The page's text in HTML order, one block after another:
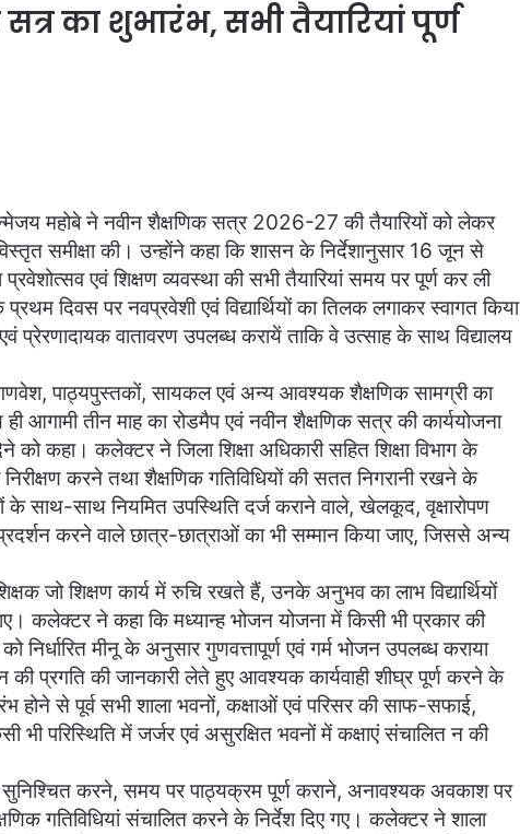
का शुभारंभ, सभी तैयारियां पूर्ण
महोबे ने नवीन शैक्षणिक सत्र 2026-27 की तैयारियों को लेकर
समीक्षा की। उन्होंने कहा कि शासन के निर्देशानुसार 16 जून से
प्रवेशोत्सव एवं शिक्षण व्यवस्था की सभी तैयारियां समय पर पूर्ण कर ली
दिवस पर नवप्रवेशी एवं विद्यार्थियों का तिलक लगाकर स्वागत किया
प्रेरणादायक वातावरण उपलब्ध करायें ताकि वे उत्साह के साथ विद्यालय
पाठ्यपुस्तकों, सायकल एवं अन्य आवश्यक शैक्षणिक सामग्री का
आगामी तीन माह का रोडमैप एवं नवीन शैक्षणिक सत्र की कार्ययोजना
को कहा। कलेक्टर ने जिला शिक्षा अधिकारी सहित शिक्षा विभाग के
निरीक्षण करने तथा शैक्षणिक गतिविधियों की सतत निगरानी रखने के
के साथ-साथ नियमित उपस्थिति दर्ज कराने वाले, खेलकूद, वृक्षारोपण
करने वाले छात्र-छात्राओं का भी सम्मान किया जाए, जिससे अन्य
जो शिक्षण कार्य में रुचि रखते हैं, उनके अनुभव का लाभ विद्यार्थियों
कलेक्टर ने कहा कि मध्यान्ह भोजन योजना में किसी भी प्रकार की
को निर्धारित मीनू के अनुसार गुणवत्तापूर्ण एवं गर्म भोजन उपलब्ध कराया
की प्रगति की जानकारी लेते हुए आवश्यक कार्यवाही शीघ्र पूर्ण करने के
होने से पूर्व सभी शाला भवनों, कक्षाओं एवं परिसर की साफ-सफाई,
भी परिस्थिति में जर्जर एवं असुरक्षित भवनों में कक्षाएं संचालित न की
करने, समय पर पाठ्यक्रम पूर्ण कराने, अनावश्यक अवकाश पर
गतिविधियां संचालित करने के निर्देश दिए गए। कलेक्टर ने शाला